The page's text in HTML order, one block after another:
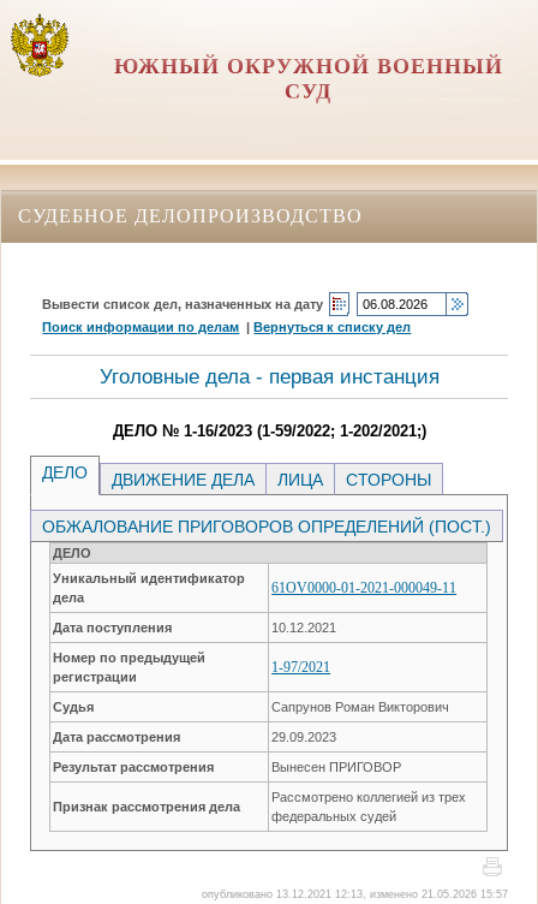
ЮЖНЫЙ ОКРУЖНОЙ ВОЕННЫЙ
СУД
СУДЕБНОЕ ДЕЛОПРОИЗВОДСТВО
Вывести список дел, назначенных на дату
Поиск информации по делам |Вернуться к списку дел
Уголовные дела - первая инстанция
ДЕЛО № 1-16/2023 (1-59/2022; 1-202/2021;)
ДЕЛО ДВИЖЕНИЕ ДЕЛА ЛИЦА СТОРОНЫ
ОБЖАЛОВАНИЕ ПРИГОВОРОВ ОПРЕДЕЛЕНИЙ (ПОСТ.)
ДЕЛО
Уникальный идентификатор
дела
61OV0000-01-2021-000049-11
Дата поступления 10.12.2021
Номер по предыдущей
регистрации
1-97/2021
Судья Сапрунов Роман Викторович
Дата рассмотрения 29.09.2023
Результат рассмотрения Вынесен ПРИГОВОР
Признак рассмотрения дела
Рассмотрено коллегией из трех
федеральных судей
опубликовано 13.12.2021 12:13, изменено 21.05.2026 15:57